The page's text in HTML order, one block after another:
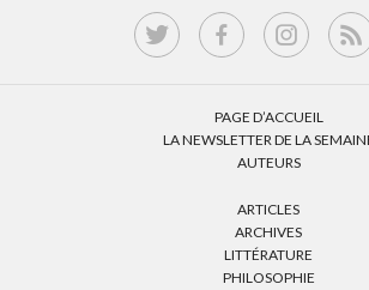
PAGE D’ACCUEIL
LA NEWSLETTER DE LA
AUTEURS
ARTICLES
ARCHIVES
LITTÉRATURE
PHILOSOPHIE